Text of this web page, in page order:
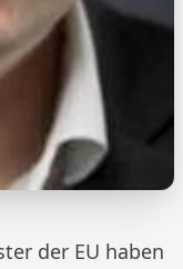
der EU haben